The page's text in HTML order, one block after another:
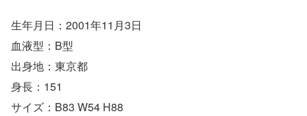
生年月日：2001年11月3日
血液型：B型
出身地：東京都
身長：151
サイズ：B83 W54 H88